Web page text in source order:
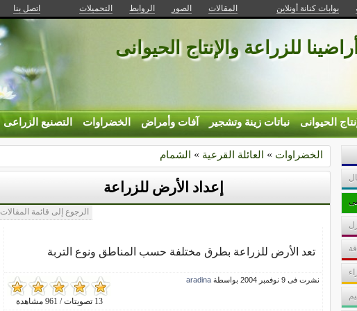
بوابات كنانة أونلاين المقالات الصور الروابط التحميلات اتصل بنا
للزراعة والإنتاج الحيوانى
الحيوانى نباتات زينة وتشجير آفات وأمراض الخضراوات التصنيع الزراعى
الخضراوات » العائلة القرعية » الشمام
إعداد الأرض للزراعة
الرجوع إلى قائمة المقالات
تعد الأرض للزراعة بطرق مختلفة حسب المناطق ونوع التربة
13 تصويتات / 961 مشاهدة
نشرت فى 9 نوفمبر 2004 بواسطة aradina